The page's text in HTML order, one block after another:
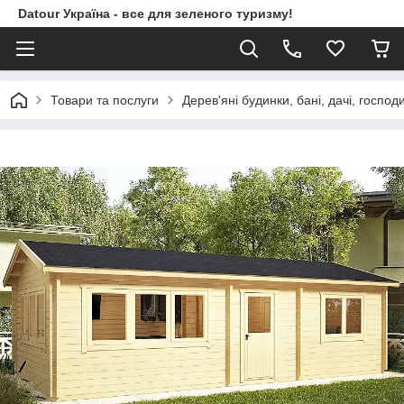
Datour Україна - все для зеленого туризму!
Товари та послуги Дерев'яні будинки, бані, дачі,